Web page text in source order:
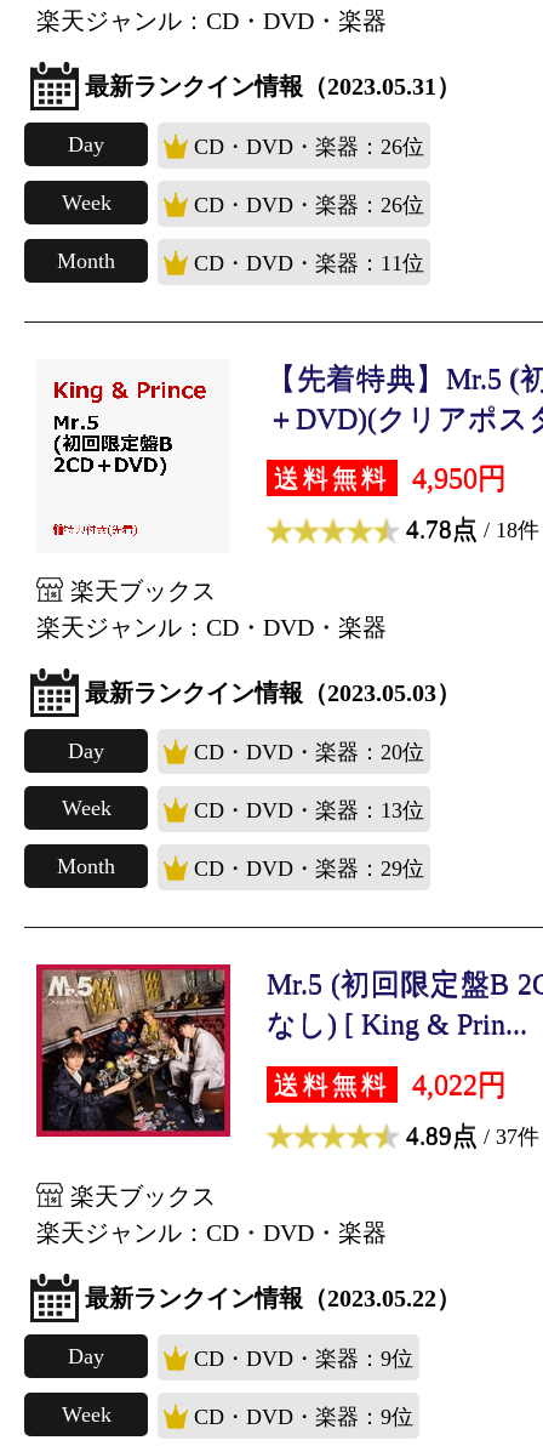
楽天ジャンル：CD・DVD・楽器
最新ランクイン情報（2023.05.31）
Day CD・DVD・楽器：26位
Week CD・DVD・楽器：26位
Month CD・DVD・楽器：11位
【先着特典】Mr.5 (
＋DVD)(クリアポス
送料無料 4,950円
4.78点 / 18件
楽天ブックス
楽天ジャンル：CD・DVD・楽器
最新ランクイン情報（2023.05.03）
Day CD・DVD・楽器：20位
Week CD・DVD・楽器：13位
Month CD・DVD・楽器：29位
Mr.5 (初回限定盤B
なし) [ King & Prin...
送料無料 4,022円
4.89点 / 37件
楽天ブックス
楽天ジャンル：CD・DVD・楽器
最新ランクイン情報（2023.05.22）
Day CD・DVD・楽器：9位
Week CD・DVD・楽器：9位